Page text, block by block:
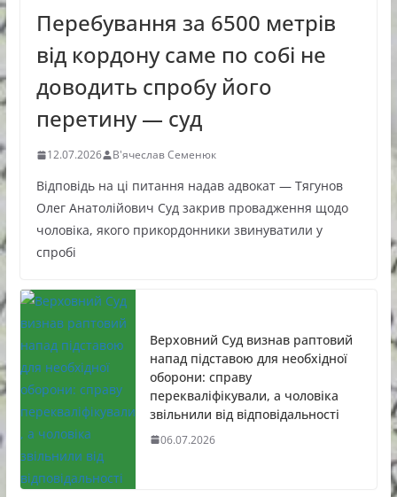
Перебування за 6500 метрів
від кордону саме по собі не
доводить спробу його
перетину — суд
12.07.2026 В'ячеслав Семенюк
Відповідь на ці питання надав адвокат — Тягунов
Олег Анатолійович Суд закрив провадження щодо
чоловіка, якого прикордонники звинуватили у
спробі
Верховний Суд визнав раптовий
напад підставою для необхідної
оборони: справу
перекваліфікували, а чоловіка
звільнили від відповідальності
06.07.2026